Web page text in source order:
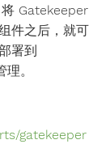
Gatekeeper
件之后，就可
署到
。
gatekeeper